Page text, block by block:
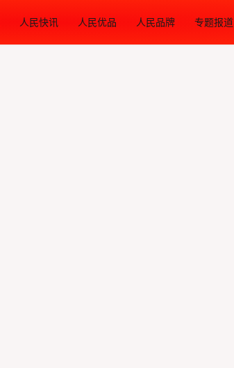
人民快讯 人民优品 人民品牌 专题报道